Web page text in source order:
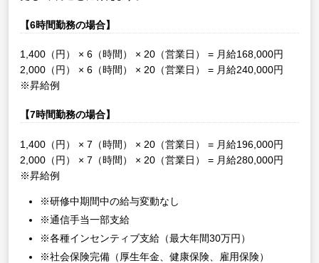
【6時間勤務の場合】
1,400（円） × 6（時間） × 20（営業日） = 月給168,000円
2,000（円） × 6（時間） × 20（営業日） = 月給240,000円
※昇給例
【7時間勤務の場合】
1,400（円） × 7（時間） × 20（営業日） = 月給196,000円
2,000（円） × 7（時間） × 20（営業日） = 月給280,000円
※昇給例
※研修中期間中の給与変動なし
※通信手当一部支給
※各種インセンティブ支給（最大年間30万円）
※社会保険完備（厚生年金、健康保険、雇用保険）